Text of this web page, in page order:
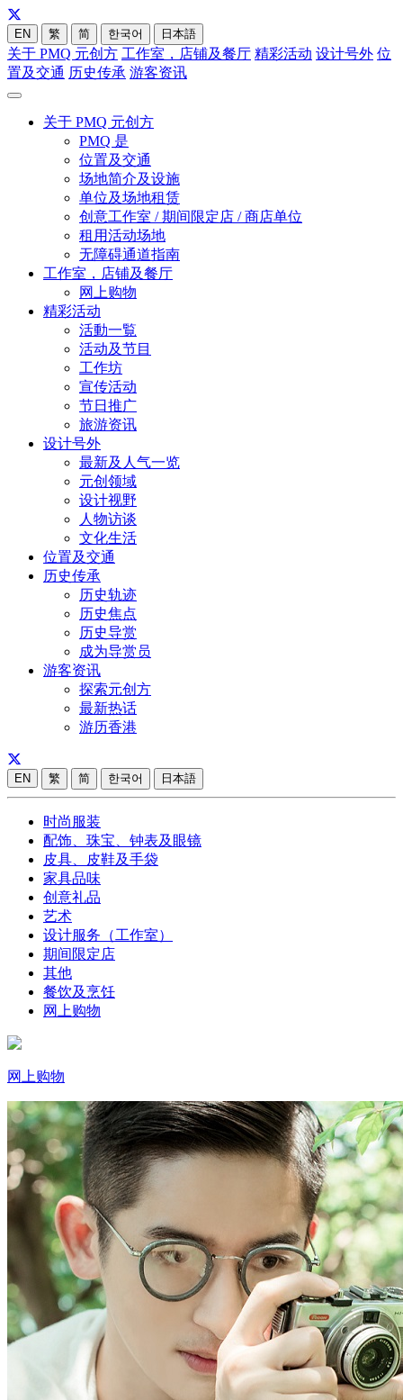
EN 繁 简 한국어 日本語
关于 PMQ 元创方 工作室，店铺及餐厅 精彩活动 设计号外 位
置及交通 历史传承 游客资讯
关于 PMQ 元创方
PMQ 是
位置及交通
场地简介及设施
单位及场地租赁
创意工作室 / 期间限定店 / 商店单位
租用活动场地
无障碍通道指南
工作室，店铺及餐厅
网上购物
精彩活动
活動一覧
活动及节目
工作坊
宣传活动
节日推广
旅游资讯
设计号外
最新及人气一览
元创领域
设计视野
人物访谈
文化生活
位置及交通
历史传承
历史轨迹
历史焦点
历史导赏
成为导赏员
游客资讯
探索元创方
最新热话
游历香港
EN 繁 简 한국어 日本語
时尚服装
配饰、珠宝、钟表及眼镜
皮具、皮鞋及手袋
家具品味
创意礼品
艺术
设计服务（工作室）
期间限定店
其他
餐饮及烹饪
网上购物
网上购物